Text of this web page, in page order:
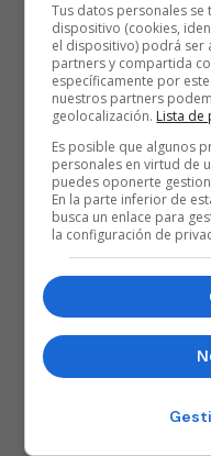
Tus datos personales
dispositivo (cookies,
el dispositivo) podrá ser
partners y compartida
específicamente por
nuestros partners
geolocalización. Lista de
Es posible que algunos
personales en virtud de
puedes oponerte
En la parte inferior de
busca un enlace para
la configuración de